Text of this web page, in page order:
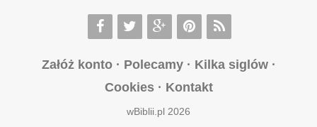
Załóż konto· Polecamy· Kilka siglów·
Cookies· Kontakt
wBiblii.pl 2026